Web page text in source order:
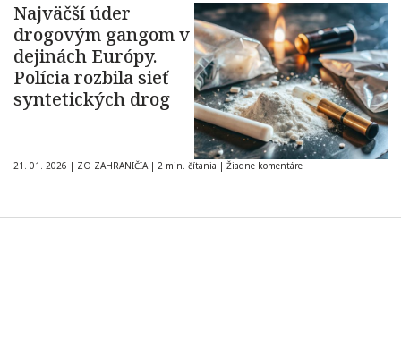
Najväčší úder
drogovým gangom v
dejinách Európy.
Polícia rozbila sieť
syntetických drog
21. 01. 2026 | ZO ZAHRANIČIA | 2 min. čítania | Žiadne komentáre